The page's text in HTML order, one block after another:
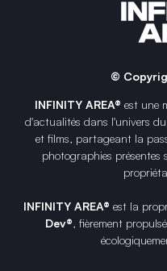
©
INFINITY AREA® est une
d'actualités dans l'univers
et films, partageant la
photographies
INFINITY AREA® est la
Dev®, fièrement